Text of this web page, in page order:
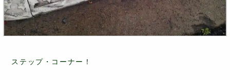
ステップ・コーナー！